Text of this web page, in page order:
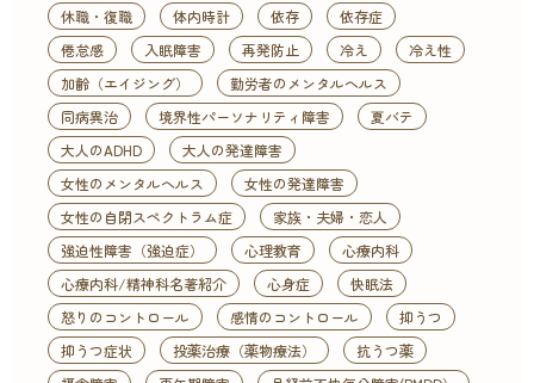
休職・復職
体内時計 依存
依存症
倦怠感
入眠障害 再発防止 冷え
冷え性
加齢（エイジング）
勤労者のメンタルヘルス
同病異治
境界性パーソナリティ障害
夏バテ
大人のADHD
大人の発達障害
女性のメンタルヘルス
女性の発達障害
女性の自閉スペクトラム症
家族・夫婦・恋人
強迫性障害（強迫症）
心理教育
心療内科
心療内科/精神科名著紹介
心身症
快眠法
怒りのコントロール
感情のコントロール
抑うつ
抑うつ症状
投薬治療（薬物療法）
抗うつ薬